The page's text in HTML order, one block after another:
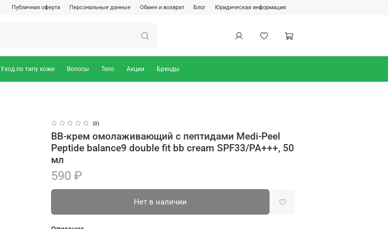
Публичная оферта Персональные данные Обмен и возврат Блог Юридическая информация
Уход по типу кожи Волосы Тело Акции Бренды
(0)
BB-крем омолаживающий с пептидами Medi-Peel
Peptide balance9 double fit bb cream SPF33/PA+++, 50
мл
590 ₽
Нет в наличии